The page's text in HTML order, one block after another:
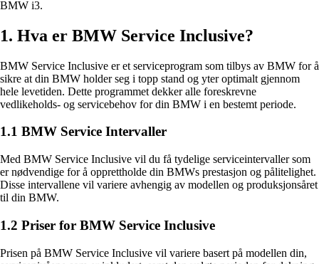
BMW i3.
1. Hva er BMW Service Inclusive?
BMW Service Inclusive er et serviceprogram som tilbys av BMW for å
sikre at din BMW holder seg i topp stand og yter optimalt gjennom
hele levetiden. Dette programmet dekker alle foreskrevne
vedlikeholds- og servicebehov for din BMW i en bestemt periode.
1.1 BMW Service Intervaller
Med BMW Service Inclusive vil du få tydelige serviceintervaller som
er nødvendige for å opprettholde din BMWs prestasjon og pålitelighet.
Disse intervallene vil variere avhengig av modellen og produksjonsåret
til din BMW.
1.2 Priser for BMW Service Inclusive
Prisen på BMW Service Inclusive vil variere basert på modellen din,